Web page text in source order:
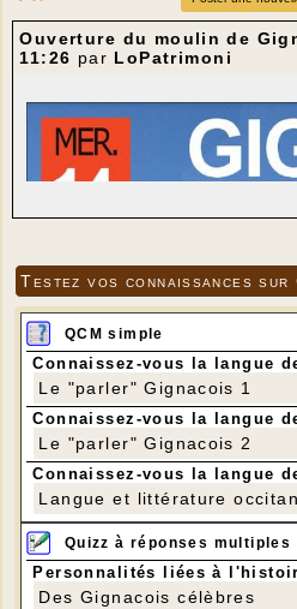
Ouverture du moulin de
11:26 par LoPatrimoni
Testez vos connaissances sur
QCM simple
Connaissez-vous la langue
Le "parler" Gignacois 1
Connaissez-vous la langue
Le "parler" Gignacois 2
Connaissez-vous la langue
Langue et littérature
Quizz à réponses multiples
Personnalités liées à
Des Gignacois célèbres